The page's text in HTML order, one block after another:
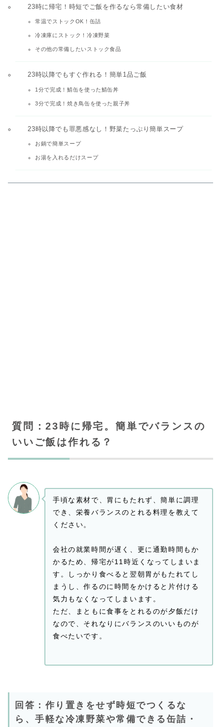
23時に帰宅！時短でご飯を作るなら常備したい食材
常温でストックOK！缶詰
冷凍庫にストック！冷凍野菜
その他の常備したいストック食品
23時以降でもすぐ作れる！簡単1品ご飯
1分で完成！鯖缶を使った鯖缶丼
3分で完成！焼き鳥缶を使った親子丼
23時以降でも罪悪感なし！野菜たっぷり簡単スープ
お鍋で簡単スープ
お湯を入れるだけスープ
質問：23時に帰宅。簡単でバランスの
いいご飯は作れる？
手頃な素材で、胃にもたれず、簡単に調理
でき、栄養バランスのとれる料理を教えて
ください。
会社の就業時間が遅く、更に通勤時間もか
かるため、帰宅が11時近くなってしまいま
す。しっかり食べると翌朝胃がもたれてし
まうし、作るのに時間をかけると片付ける
気力もなくなってしまいます。
ただ、まともに食事をとれるのが夕飯だけ
なので、それなりにバランスのいいものが
食べたいです。
回答：作り置きをせず時短でつくるな
ら、手軽な冷凍野菜や常備できる缶詰・